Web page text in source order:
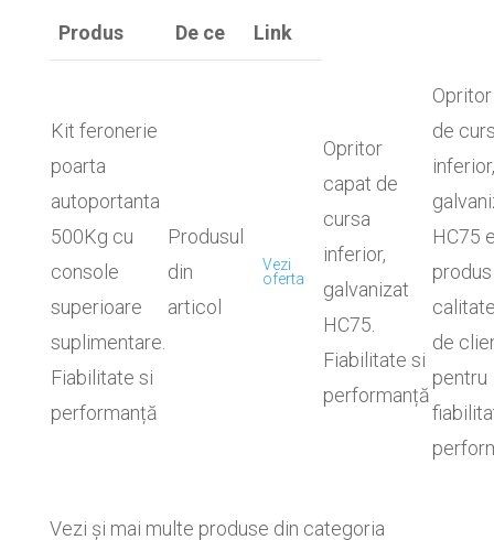
Produs De ce Link
Kit feronerie
poarta
autoportanta
500Kg cu
console
superioare
suplimentare.
Fiabilitate si
performanță
Produsul
din
articol
Vezi
oferta
Opritor
capat de
cursa
inferior,
galvanizat
HC75.
Fiabilitate si
performanță
de
inferior,
HC75
de
pentru
Vezi și mai multe produse din categoria